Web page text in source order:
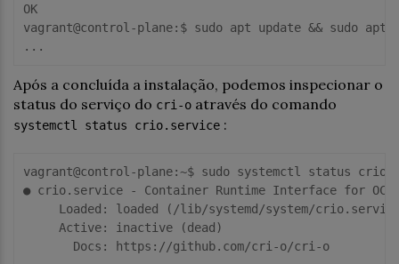
OK
vagrant@control -plane: $ sudo apt update && sudo
Após a concluída a instalação, podemos inspecionar o
status do serviço do cri-o através do comando
systemctl status crio.service :
vagrant@control -plane:~$ sudo systemctl status
● crio.service - Container Runtime Interface for
     Loaded:
loaded ( /lib/systemd /system/
     Active:
       Docs:
https: //github.com/cri-o/cri-o